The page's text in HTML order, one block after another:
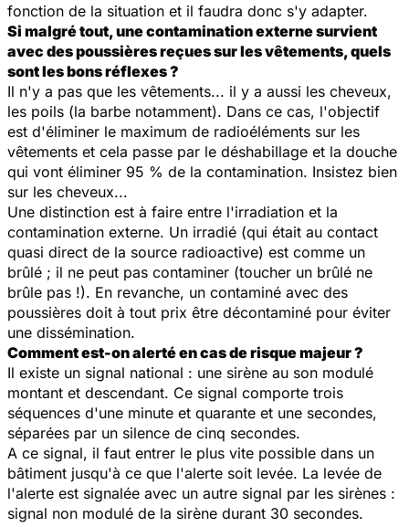
fonction de la situation et il faudra donc s'y adapter.
Si malgré tout, une contamination externe survient
avec des poussières reçues sur les vêtements, quels
sont les bons réflexes ?
Il n'y a pas que les vêtements... il y a aussi les cheveux,
les poils (la barbe notamment). Dans ce cas, l'objectif
est d'éliminer le maximum de radioéléments sur les
vêtements et cela passe par le déshabillage et la douche
qui vont éliminer 95 % de la contamination. Insistez bien
sur les cheveux...
Une distinction est à faire entre l'irradiation et la
contamination externe. Un irradié (qui était au contact
quasi direct de la source radioactive) est comme un
brûlé ; il ne peut pas contaminer (toucher un brûlé ne
brûle pas !). En revanche, un contaminé avec des
poussières doit à tout prix être décontaminé pour éviter
une dissémination.
Comment est-on alerté en cas de risque majeur ?
Il existe un signal national : une sirène au son modulé
montant et descendant. Ce signal comporte trois
séquences d'une minute et quarante et une secondes,
séparées par un silence de cinq secondes.
A ce signal, il faut entrer le plus vite possible dans un
bâtiment jusqu'à ce que l'alerte soit levée. La levée de
l'alerte est signalée avec un autre signal par les sirènes :
signal non modulé de la sirène durant 30 secondes.